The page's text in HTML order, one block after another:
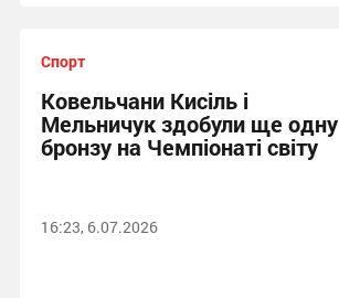
Спорт
Ковельчани Кисіль і
Мельничук здобули ще одну
бронзу на Чемпіонаті світу
16:23, 6.07.2026